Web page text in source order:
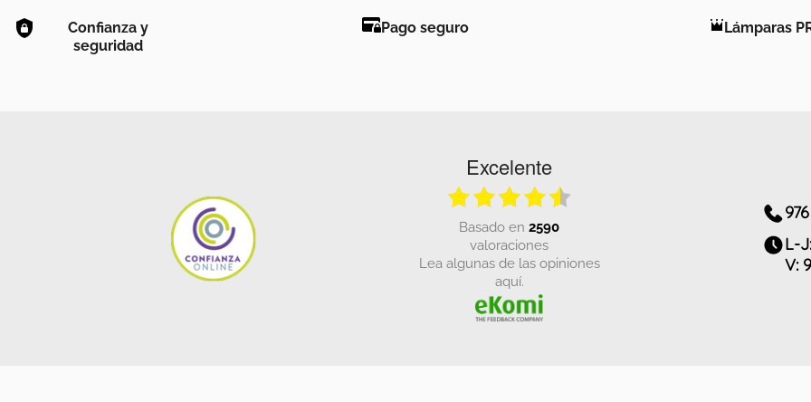
Confianza y
seguridad
Pago seguro Lámparas
Excelente
basado en 2590
valoraciones
Lea algunas de las opiniones
aquí.
L-
V: